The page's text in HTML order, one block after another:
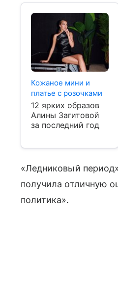
Кожаное мини и
платье с розочками
12 ярких образов
Алины Загитовой
за последний год
«Ледниковый
получила отличную
политика».